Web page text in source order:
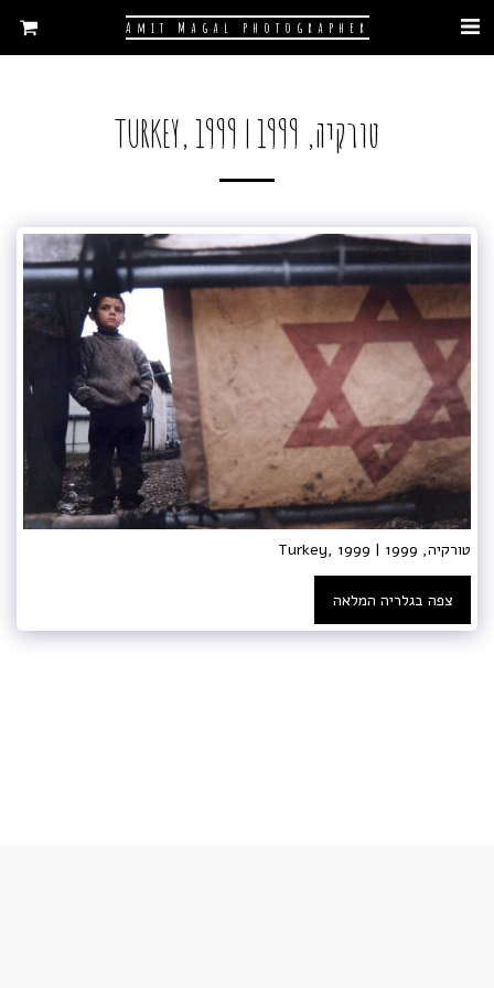
Amit Magal photographer
טורקיה, 1999 | TURKEY, 1999
טורקיה, 1999 | Turkey, 1999
צפה בגלריה המלאה